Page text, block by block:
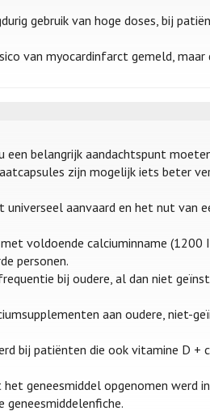
gebruik van hoge doses, bij
van myocardinfarct gemeld,
belangrijk aandachtspunt
zijn mogelijk iets beter
aanvaard en het nut van
voldoende calciuminname (1200
personen.
bij oudere, al dan niet
aan oudere, niet-
bij patiënten die ook vitamine D +
geneesmiddel opgenomen werd